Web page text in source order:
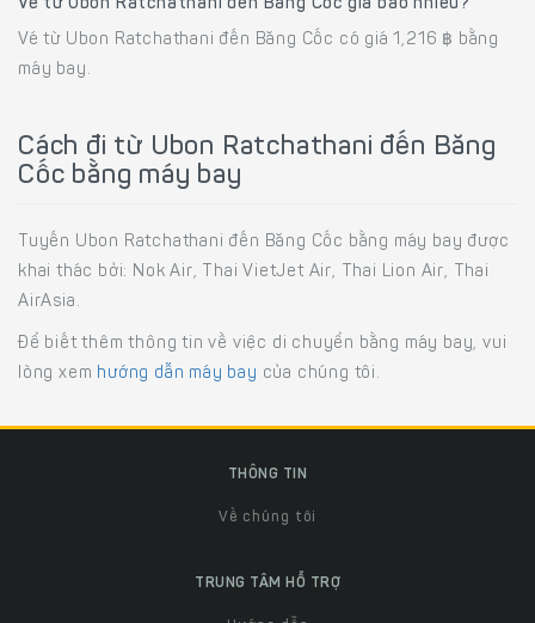
Vé từ Ubon Ratchathani đến Băng Cốc giá bao nhiêu?
Vé từ Ubon Ratchathani đến Băng Cốc có giá 1,216 ฿ bằng
máy bay.
Cách đi từ Ubon Ratchathani đến Băng
Cốc bằng máy bay
Tuyến Ubon Ratchathani đến Băng Cốc bằng máy bay được
khai thác bởi: Nok Air, Thai VietJet Air, Thai Lion Air, Thai
AirAsia.
Để biết thêm thông tin về việc di chuyển bằng máy bay, vui
lòng xem hướng dẫn máy bay của chúng tôi.
THÔNG TIN
Về chúng tôi
TRUNG TÂM HỖ TRỢ